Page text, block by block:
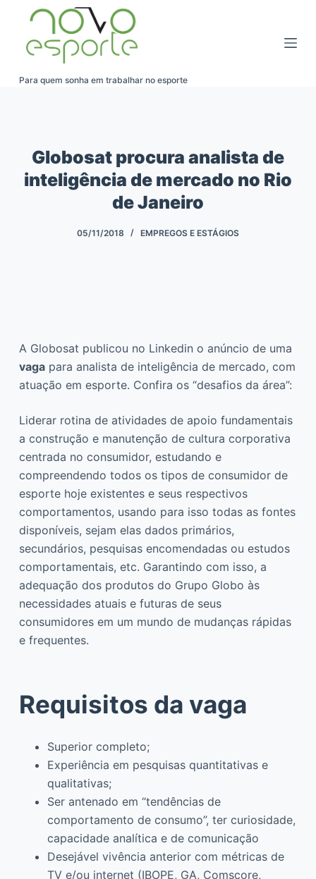
Para quem sonha em trabalhar no esporte
Globosat procura analista de
inteligência de mercado no Rio
de Janeiro
05/11/2018 EMPREGOS E ESTÁGIOS
A Globosat publicou no Linkedin o anúncio de uma
vagapara analista de inteligência de mercado, com
atuação em esporte. Confira os “desafios da área”:
Liderar rotina de atividades de apoio fundamentais
a construção e manutenção de cultura corporativa
centrada no consumidor, estudando e
compreendendo todos os tipos de consumidor de
esporte hoje existentes e seus respectivos
comportamentos, usando para isso todas as fontes
disponíveis, sejam elas dados primários,
secundários, pesquisas encomendadas ou estudos
comportamentais, etc. Garantindo com isso, a
adequação dos produtos do Grupo Globo às
necessidades atuais e futuras de seus
consumidores em um mundo de mudanças rápidas
e frequentes.
Requisitos da vaga
Superior completo;
Experiência em pesquisas quantitativas e
qualitativas;
Ser antenado em “tendências de
comportamento de consumo”, ter curiosidade,
capacidade analítica e de comunicação
Desejável vivência anterior com métricas de
TV e/ou internet (IBOPE, GA, Comscore,